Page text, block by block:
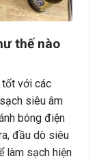
thế nào
tốt với các
siêu âm
bóng điện
đầu dò siêu
làm sạch hiện